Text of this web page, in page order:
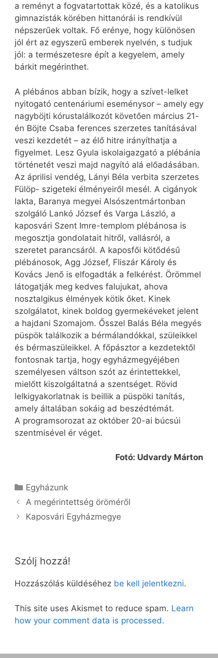
a reményt a fogvatartottak közé, és a katolikus
gimnazisták körében hittanórái is rendkívül
népszerűek voltak. Fő erénye, hogy különösen
jól ért az egyszerű emberek nyelvén, s tudjuk
jól: a természetesre épít a kegyelem, amely
bárkit megérinthet.
A plébános abban bízik, hogy a szívet-lelket
nyitogató centenáriumi eseménysor – amely egy
nagyböjti kórustalálkozót követően március 21-
én Böjte Csaba ferences szerzetes tanításával
veszi kezdetét – az élő hitre irányíthatja a
figyelmet. Lesz Gyula iskolaigazgató a plébánia
történetét veszi majd nagyító alá előadásában.
Az áprilisi vendég, Lányi Béla verbita szerzetes
Fülöp- szigeteki élményeiről mesél. A cigányok
lakta, Baranya megyei Alsószentmártonban
szolgáló Lankó József és Varga László, a
kaposvári Szent Imre-templom plébánosa is
megosztja gondolatait hitről, vallásról, a
szeretet parancsáról. A kaposfői kötődésű
plébánosok, Agg József, Fliszár Károly és
Kovács Jenő is elfogadták a felkérést. Örömmel
látogatják meg kedves falujukat, ahova
nosztalgikus élmények kötik őket. Kinek
szolgálatot, kinek boldog gyermekéveket jelent
a hajdani Szomajom. Ősszel Balás Béla megyés
püspök találkozik a bérmálandókkal, szüleikkel
és bérmaszüleikkel. A főpásztor a kezdetektől
fontosnak tartja, hogy egyházmegyéjében
személyesen váltson szót az érintettekkel,
mielőtt kiszolgáltatná a szentséget. Rövid
lelkigyakorlatnak is beillik a püspöki tanítás,
amely általában sokáig ad beszédtémát.
A programsorozat az október 20-ai búcsúi
szentmisével ér véget.
Fotó: Udvardy Márton
Kategória
Egyházunk
A megérintettség öröméről
Kaposvári Egyházmegye
Szólj hozzá!
Hozzászólás küldéséhez be kell jelentkezni.
This site uses Akismet to reduce spam. Learn
how your comment data is processed.